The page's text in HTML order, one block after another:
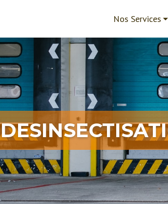
Nos Services